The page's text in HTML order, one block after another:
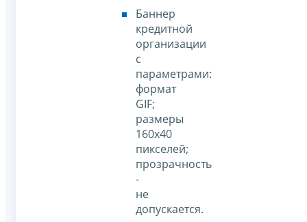
Баннер
кредитной
организации
с
параметрами:
формат
GIF;
размеры
160х40
пикселей;
прозрачность
-
не
допускается.